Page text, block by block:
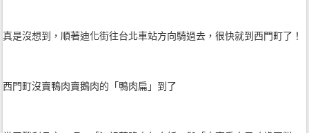
真是沒想到，順著迪化街往台北車站方向騎過去，很快就到西門町了！
西門町沒賣鴨肉賣鵝肉的「鴨肉扁」到了